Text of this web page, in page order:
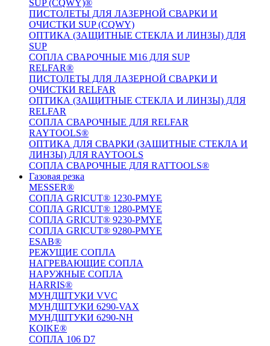
SUP (CQWY)®
ПИСТОЛЕТЫ ДЛЯ ЛАЗЕРНОЙ СВАРКИ И
ОЧИСТКИ SUP (CQWY)
ОПТИКА (ЗАЩИТНЫЕ СТЕКЛА И ЛИНЗЫ) ДЛЯ
SUP
СОПЛА СВАРОЧНЫЕ M16 ДЛЯ SUP
RELFAR®
ПИСТОЛЕТЫ ДЛЯ ЛАЗЕРНОЙ СВАРКИ И
ОЧИСТКИ RELFAR
ОПТИКА (ЗАЩИТНЫЕ СТЕКЛА И ЛИНЗЫ) ДЛЯ
RELFAR
СОПЛА СВАРОЧНЫЕ ДЛЯ RELFAR
RAYTOOLS®
ОПТИКА ДЛЯ СВАРКИ (ЗАЩИТНЫЕ СТЕКЛА И
ЛИНЗЫ) ДЛЯ RAYTOOLS
СОПЛА СВАРОЧНЫЕ ДЛЯ RATTOOLS®
Газовая резка
MESSER®
СОПЛА GRICUT® 1230-PMYE
СОПЛА GRICUT® 1280-PMYE
СОПЛА GRICUT® 9230-PMYE
СОПЛА GRICUT® 9280-PMYE
ESAB®
РЕЖУЩИЕ СОПЛА
НАГРЕВАЮЩИЕ СОПЛА
НАРУЖНЫЕ СОПЛА
HARRIS®
МУНДШТУКИ VVC
МУНДШТУКИ 6290-VAX
МУНДШТУКИ 6290-NH
KOIKE®
СОПЛА 106 D7